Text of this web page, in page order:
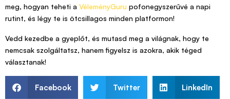
meg, hogyan teheti a VéleményGuru pofonegyszerűvé a napi
rutint, és légy te is ötcsillagos minden platformon!
Vedd kezedbe a gyeplőt, és mutasd meg a világnak, hogy te
nemcsak szolgáltatsz, hanem figyelsz is azokra, akik téged
választanak!
Facebook Twitter LinkedIn